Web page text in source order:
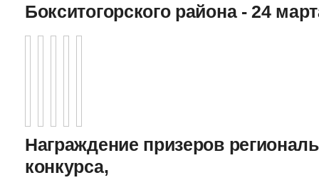
Бокситогорского района - 24
Награждение призеров
конкурса,